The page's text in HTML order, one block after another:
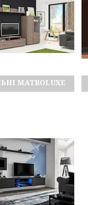
MATROLUXE